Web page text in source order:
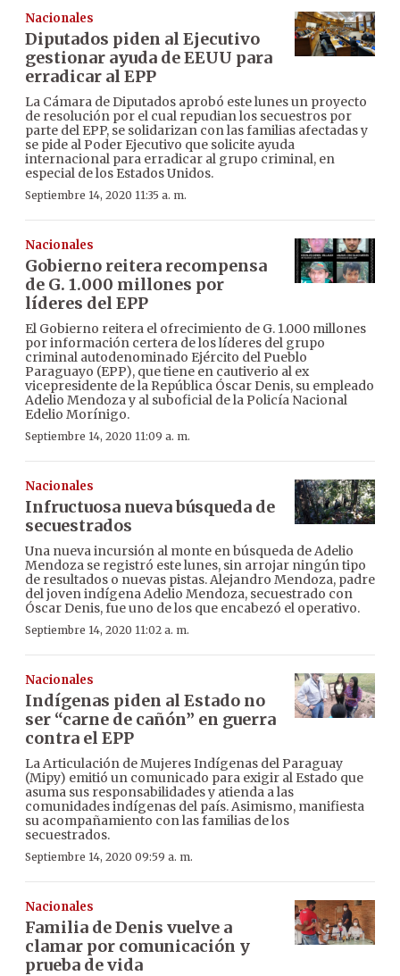
Nacionales
Diputados piden al Ejecutivo
gestionar ayuda de EEUU para
erradicar al EPP
La Cámara de Diputados aprobó este lunes un proyecto
de resolución por el cual repudian los secuestros por
parte del EPP, se solidarizan con las familias afectadas y
se pide al Poder Ejecutivo que solicite ayuda
internacional para erradicar al grupo criminal, en
especial de los Estados Unidos.
Septiembre 14, 2020 11:35 a. m.
Nacionales
Gobierno reitera recompensa
de G. 1.000 millones por
líderes del EPP
El Gobierno reitera el ofrecimiento de G. 1.000 millones
por información certera de los líderes del grupo
criminal autodenominado Ejército del Pueblo
Paraguayo (EPP), que tiene en cautiverio al ex
vicepresidente de la República Óscar Denis, su empleado
Adelio Mendoza y al suboficial de la Policía Nacional
Edelio Morínigo.
Septiembre 14, 2020 11:09 a. m.
Nacionales
Infructuosa nueva búsqueda de
secuestrados
Una nueva incursión al monte en búsqueda de Adelio
Mendoza se registró este lunes, sin arrojar ningún tipo
de resultados o nuevas pistas. Alejandro Mendoza, padre
del joven indígena Adelio Mendoza, secuestrado con
Óscar Denis, fue uno de los que encabezó el operativo.
Septiembre 14, 2020 11:02 a. m.
Nacionales
Indígenas piden al Estado no
ser “carne de cañón” en guerra
contra el EPP
La Articulación de Mujeres Indígenas del Paraguay
(Mipy) emitió un comunicado para exigir al Estado que
asuma sus responsabilidades y atienda a las
comunidades indígenas del país. Asimismo, manifiesta
su acompañamiento con las familias de los
secuestrados.
Septiembre 14, 2020 09:59 a. m.
Nacionales
Familia de Denis vuelve a
clamar por comunicación y
prueba de vida